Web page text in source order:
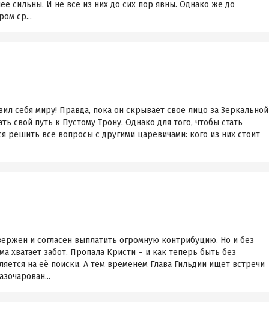
сильны. И не все из них до сих пор явны. Однако же до
ср...
себя миру! Правда, пока он скрывает свое лицо за Зеркальной
свой путь к Пустому Трону. Однако для того, чтобы стать
решить все вопросы с другими царевичами: кого из них стоит
и согласен выплатить огромную контрибуцию. Но и без
хватает забот. Пропала Кристи – и как теперь быть без
на её поиски. А тем временем Глава Гильдии ищет встречи